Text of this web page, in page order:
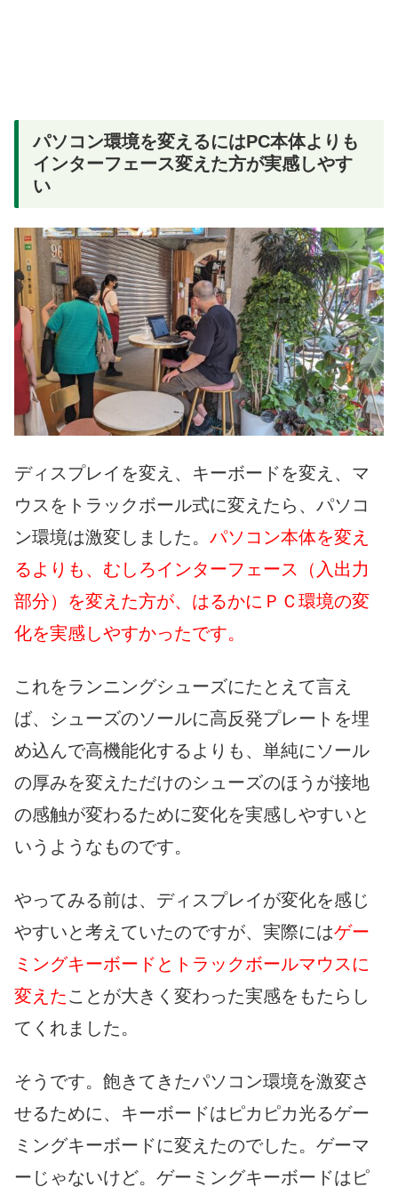
パソコン環境を変えるにはPC本体よりも
インターフェース変えた方が実感しやす
い
ディスプレイを変え、キーボードを変え、マ
ウスをトラックボール式に変えたら、パソコ
ン環境は激変しました。 パソコン本体を変え
るよりも、むしろインターフェース（入出力
部分）を変えた方が、はるかにＰＣ環境の変
化を実感しやすかったです。
これをランニングシューズにたとえて言え
ば、シューズのソールに高反発プレートを埋
め込んで高機能化するよりも、単純にソール
の厚みを変えただけのシューズのほうが接地
の感触が変わるために変化を実感しやすいと
いうようなものです。
やってみる前は、ディスプレイが変化を感じ
やすいと考えていたのですが、実際にはゲー
ミングキーボードとトラックボールマウスに
変えたことが大きく変わった実感をもたらし
てくれました。
そうです。飽きてきたパソコン環境を激変さ
せるために、キーボードはピカピカ光るゲー
ミングキーボードに変えたのでした。ゲーマ
ーじゃないけど。ゲーミングキーボードはピ